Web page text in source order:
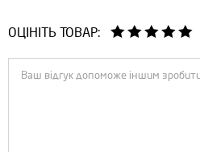
ОЦІНІТЬ ТОВАР: